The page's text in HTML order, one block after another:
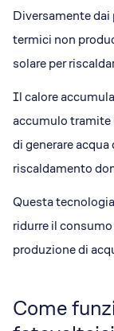
Diversamente
termici non
solare per
Il calore
accumulo tramite
di generare
riscaldamento
Questa
ridurre il
produzione di
Come